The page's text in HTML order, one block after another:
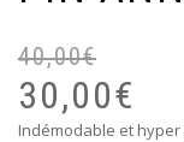
40,00€
30,00€
Indémodable et